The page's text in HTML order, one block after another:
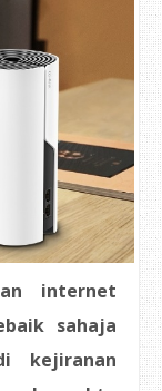
internet
sahaja
kejiranan